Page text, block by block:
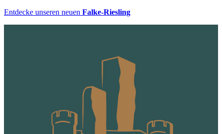
Entdecke unseren neuen Falke-Riesling